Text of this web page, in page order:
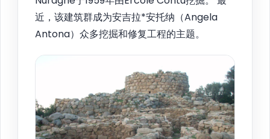
近，该建筑群成为安吉拉*安托纳（Angela
Antona）众多挖掘和修复工程的主题。